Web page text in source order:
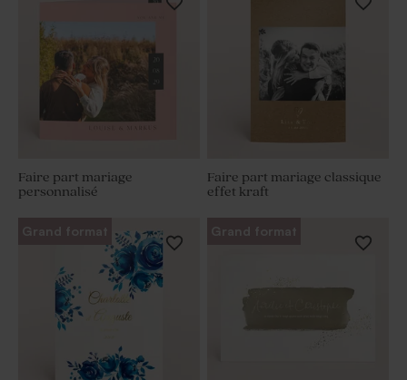
Faire part mariage
personnalisé
Faire part mariage classique
effet kraft
Grand format Grand format